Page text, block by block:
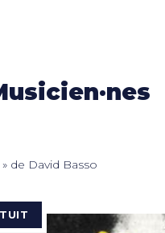
de David Basso